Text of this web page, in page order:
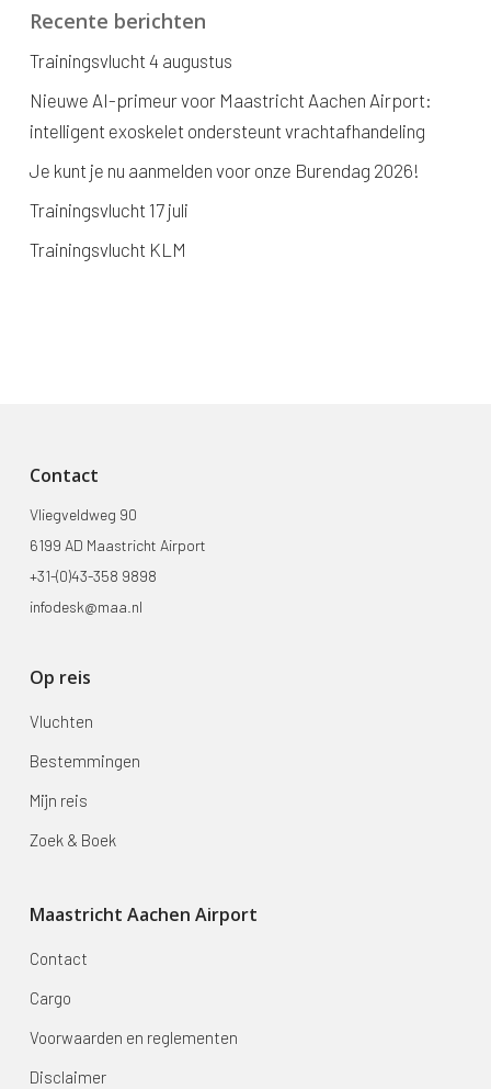
Recente berichten
Trainingsvlucht 4 augustus
Nieuwe AI-primeur voor Maastricht Aachen Airport:
intelligent exoskelet ondersteunt vrachtafhandeling
Je kunt je nu aanmelden voor onze Burendag 2026!
Trainingsvlucht 17 juli
Trainingsvlucht KLM
Contact
Vliegveldweg 90
6199 AD Maastricht Airport
+31-(0)43-358 9898
infodesk@maa.nl
Op reis
Vluchten
Bestemmingen
Mijn reis
Zoek & Boek
Maastricht Aachen Airport
Contact
Cargo
Voorwaarden en reglementen
Disclaimer